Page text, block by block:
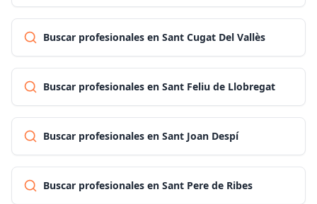
Buscar profesionales en Sant Cugat Del Vallès
Buscar profesionales en Sant Feliu de Llobregat
Buscar profesionales en Sant Joan Despí
Buscar profesionales en Sant Pere de Ribes